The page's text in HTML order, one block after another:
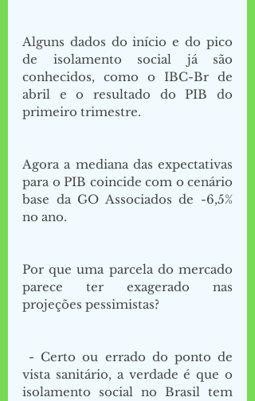
Alguns dados do início e do pico
de isolamento social já são
conhecidos, como o IBC-Br de
abril e o resultado do PIB do
primeiro trimestre.
Agora a mediana das expectativas
para o PIB coincide com o cenário
base da GO Associados de -6,5%
no ano.
Por que uma parcela do mercado
parece ter exagerado nas
projeções pessimistas?
- Certo ou errado do ponto de
vista sanitário, a verdade é que o
isolamento social no Brasil tem